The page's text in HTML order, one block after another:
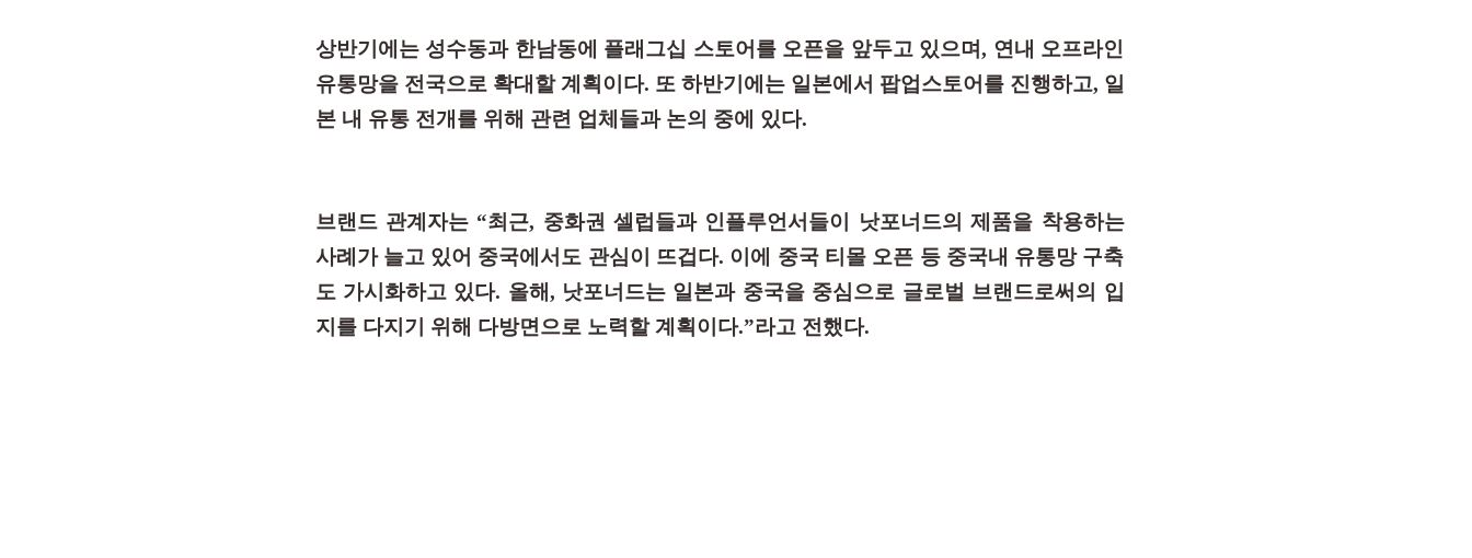
상반기에는 성수동과 한남동에 플래그십 스토어를 오픈을 앞두고 있으며, 연내 오프라인
유통망을 전국으로 확대할 계획이다. 또 하반기에는 일본에서 팝업스토어를 진행하고, 일
본 내 유통 전개를 위해 관련 업체들과 논의 중에 있다.
브랜드 관계자는 “최근, 중화권 셀럽들과 인플루언서들이 낫포너드의 제품을 착용하는
사례가 늘고 있어 중국에서도 관심이 뜨겁다. 이에 중국 티몰 오픈 등 중국내 유통망 구축
도 가시화하고 있다. 올해, 낫포너드는 일본과 중국을 중심으로 글로벌 브랜드로써의 입
지를 다지기 위해 다방면으로 노력할 계획이다.”라고 전했다.